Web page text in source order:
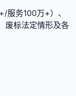
务100万+）、
废标法定情形及各